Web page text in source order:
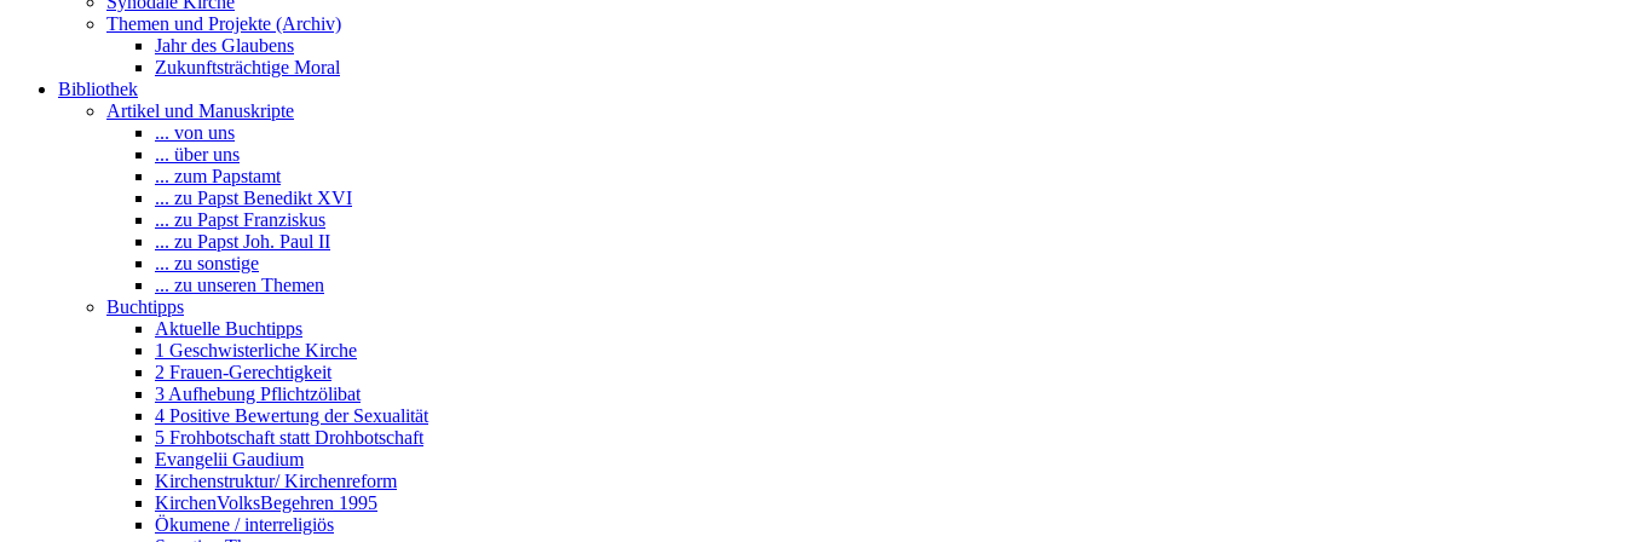
Themen und Projekte (Archiv)
Jahr des Glaubens
Zukunftsträchtige Moral
Bibliothek
Artikel und Manuskripte
... von uns
... über uns
... zum Papstamt
... zu Papst Benedikt XVI
... zu Papst Franziskus
... zu Papst Joh. Paul II
... zu sonstige
... zu unseren Themen
Buchtipps
Aktuelle Buchtipps
1 Geschwisterliche Kirche
2 Frauen-Gerechtigkeit
3 Aufhebung Pflichtzölibat
4 Positive Bewertung der Sexualität
5 Frohbotschaft statt Drohbotschaft
Evangelii Gaudium
Kirchenstruktur/ Kirchenreform
KirchenVolksBegehren 1995
Ökumene / interreligiös